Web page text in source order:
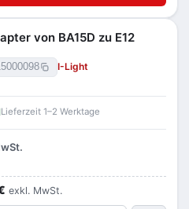
von BA15D zu E12
I-Light
Lieferzeit 1–2 Werktage
exkl. MwSt.